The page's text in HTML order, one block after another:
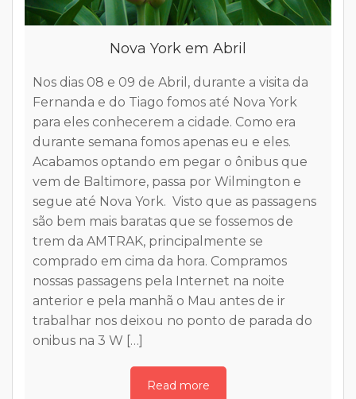
Nova York em Abril
Nos dias 08 e 09 de Abril, durante a visita da
Fernanda e do Tiago fomos até Nova York
para eles conhecerem a cidade. Como era
durante semana fomos apenas eu e eles.
Acabamos optando em pegar o ônibus que
vem de Baltimore, passa por Wilmington e
segue até Nova York. Visto que as passagens
são bem mais baratas que se fossemos de
trem da AMTRAK, principalmente se
comprado em cima da hora. Compramos
nossas passagens pela Internet na noite
anterior e pela manhã o Mau antes de ir
trabalhar nos deixou no ponto de parada do
onibus na 3 W […]
Read more